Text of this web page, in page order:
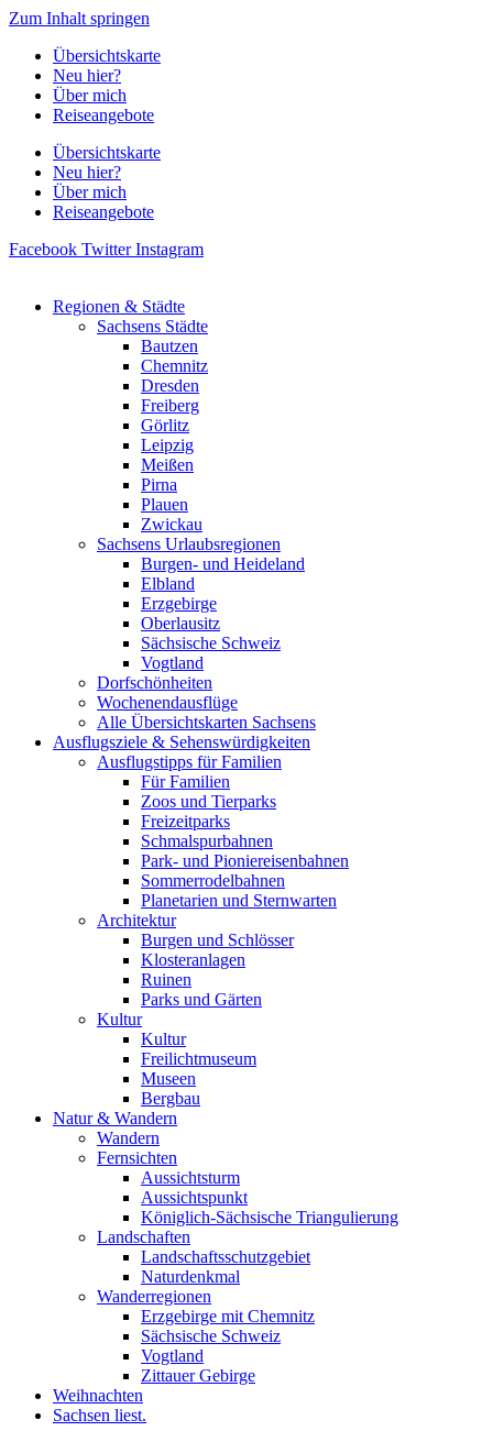
Zum Inhalt springen
Übersichtskarte
Neu hier?
Über mich
Reiseangebote
Übersichtskarte
Neu hier?
Über mich
Reiseangebote
Facebook Twitter Instagram
Regionen & Städte
Sachsens Städte
Bautzen
Chemnitz
Dresden
Freiberg
Görlitz
Leipzig
Meißen
Pirna
Plauen
Zwickau
Sachsens Urlaubsregionen
Burgen- und Heideland
Elbland
Erzgebirge
Oberlausitz
Sächsische Schweiz
Vogtland
Dorfschönheiten
Wochenendausflüge
Alle Übersichtskarten Sachsens
Ausflugsziele & Sehenswürdigkeiten
Ausflugstipps für Familien
Für Familien
Zoos und Tierparks
Freizeitparks
Schmalspurbahnen
Park- und Pioniereisenbahnen
Sommerrodelbahnen
Planetarien und Sternwarten
Architektur
Burgen und Schlösser
Klosteranlagen
Ruinen
Parks und Gärten
Kultur
Kultur
Freilichtmuseum
Museen
Bergbau
Natur & Wandern
Wandern
Fernsichten
Aussichtsturm
Aussichtspunkt
Königlich-Sächsische Triangulierung
Landschaften
Landschaftsschutzgebiet
Naturdenkmal
Wanderregionen
Erzgebirge mit Chemnitz
Sächsische Schweiz
Vogtland
Zittauer Gebirge
Weihnachten
Sachsen liest.